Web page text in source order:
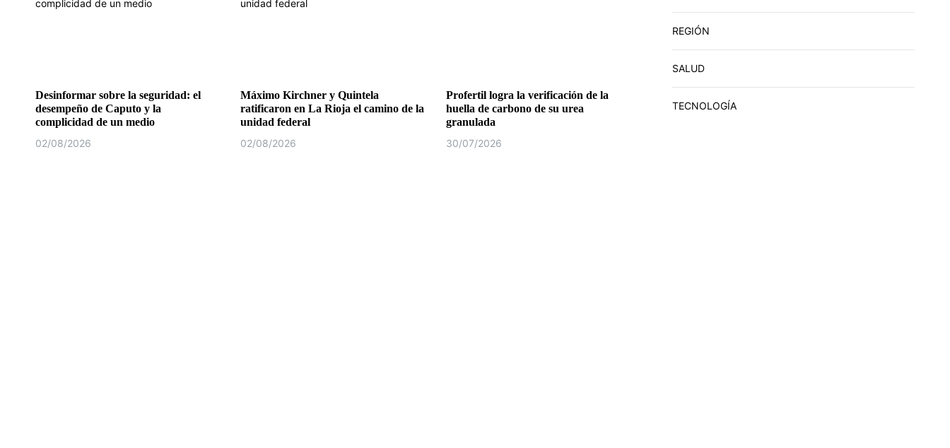
Desinformar sobre la seguridad: el
desempeño de Caputo y la
complicidad de un medio
02/08/2026
Máximo Kirchner y Quintela
ratificaron en La Rioja el camino de la
unidad federal
02/08/2026
Profertil logra la verificación de la
huella de carbono de su urea
granulada
30/07/2026
REGIÓN
SALUD
TECNOLOGÍA